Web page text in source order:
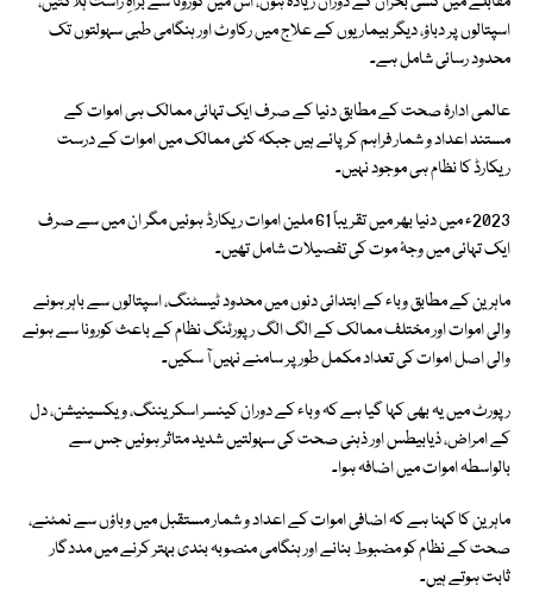
اسپتالوں پر دباؤ، دیگر بیماریوں کے علاج میں رکاوٹ اور ہنگامی طبی سہولتوں تک
محدود رسائی شامل ہے۔
عالمی ادارۂ صحت کے مطابق دنیا کے صرف ایک تہائی ممالک ہی اموات کے
مستند اعداد و شمار فراہم کر پائے ہیں جبکہ کئی ممالک میں اموات کے درست
ریکارڈ کا نظام ہی موجود نہیں۔
2023ء میں دنیا بھر میں تقریباً 61 ملین اموات ریکارڈ ہوئیں مگر ان میں سے صرف
ایک تہائی میں وجۂ موت کی تفصیلات شامل تھیں۔
ماہرین کے مطابق وباء کے ابتدائی دنوں میں محدود ٹیسٹنگ، اسپتالوں سے باہر ہونے
والی اموات اور مختلف ممالک کے الگ الگ رپورٹنگ نظام کے باعث کورونا سے ہونے
والی اصل اموات کی تعداد مکمل طور پر سامنے نہیں آ سکیں۔
رپورٹ میں یہ بھی کہا گیا ہے کہ وباء کے دوران کینسر اسکریننگ، ویکسینیشن، دل
کے امراض، ذیابیطس اور ذہنی صحت کی سہولتیں شدید متاثر ہوئیں جس سے
بالواسطہ اموات میں اضافہ ہوا۔
ماہرین کا کہنا ہے کہ اضافی اموات کے اعداد و شمار مستقبل میں وباؤں سے نمٹنے،
صحت کے نظام کو مضبوط بنانے اور ہنگامی منصوبہ بندی بہتر کرنے میں مددگار
ثابت ہوتے ہیں۔